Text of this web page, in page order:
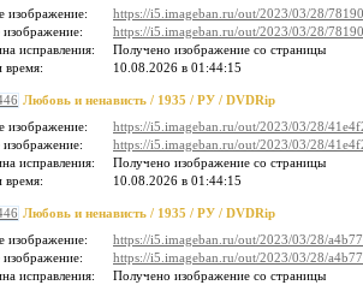
изображение:
https://i5.imageban.ru/out/2023/03/28/
https://i5.imageban.ru/out/2023/03/28/
исправления:
Получено изображение со страницы
время:
10.08.2026 в 01:44:15
Любовь и ненависть / 1935 / РУ / DVDRip
изображение:
https://i5.imageban.ru/out/2023/03/28/
https://i5.imageban.ru/out/2023/03/28/
исправления:
Получено изображение со страницы
время:
10.08.2026 в 01:44:15
Любовь и ненависть / 1935 / РУ / DVDRip
изображение:
https://i5.imageban.ru/out/2023/03/28/
https://i5.imageban.ru/out/2023/03/28/
исправления:
Получено изображение со страницы